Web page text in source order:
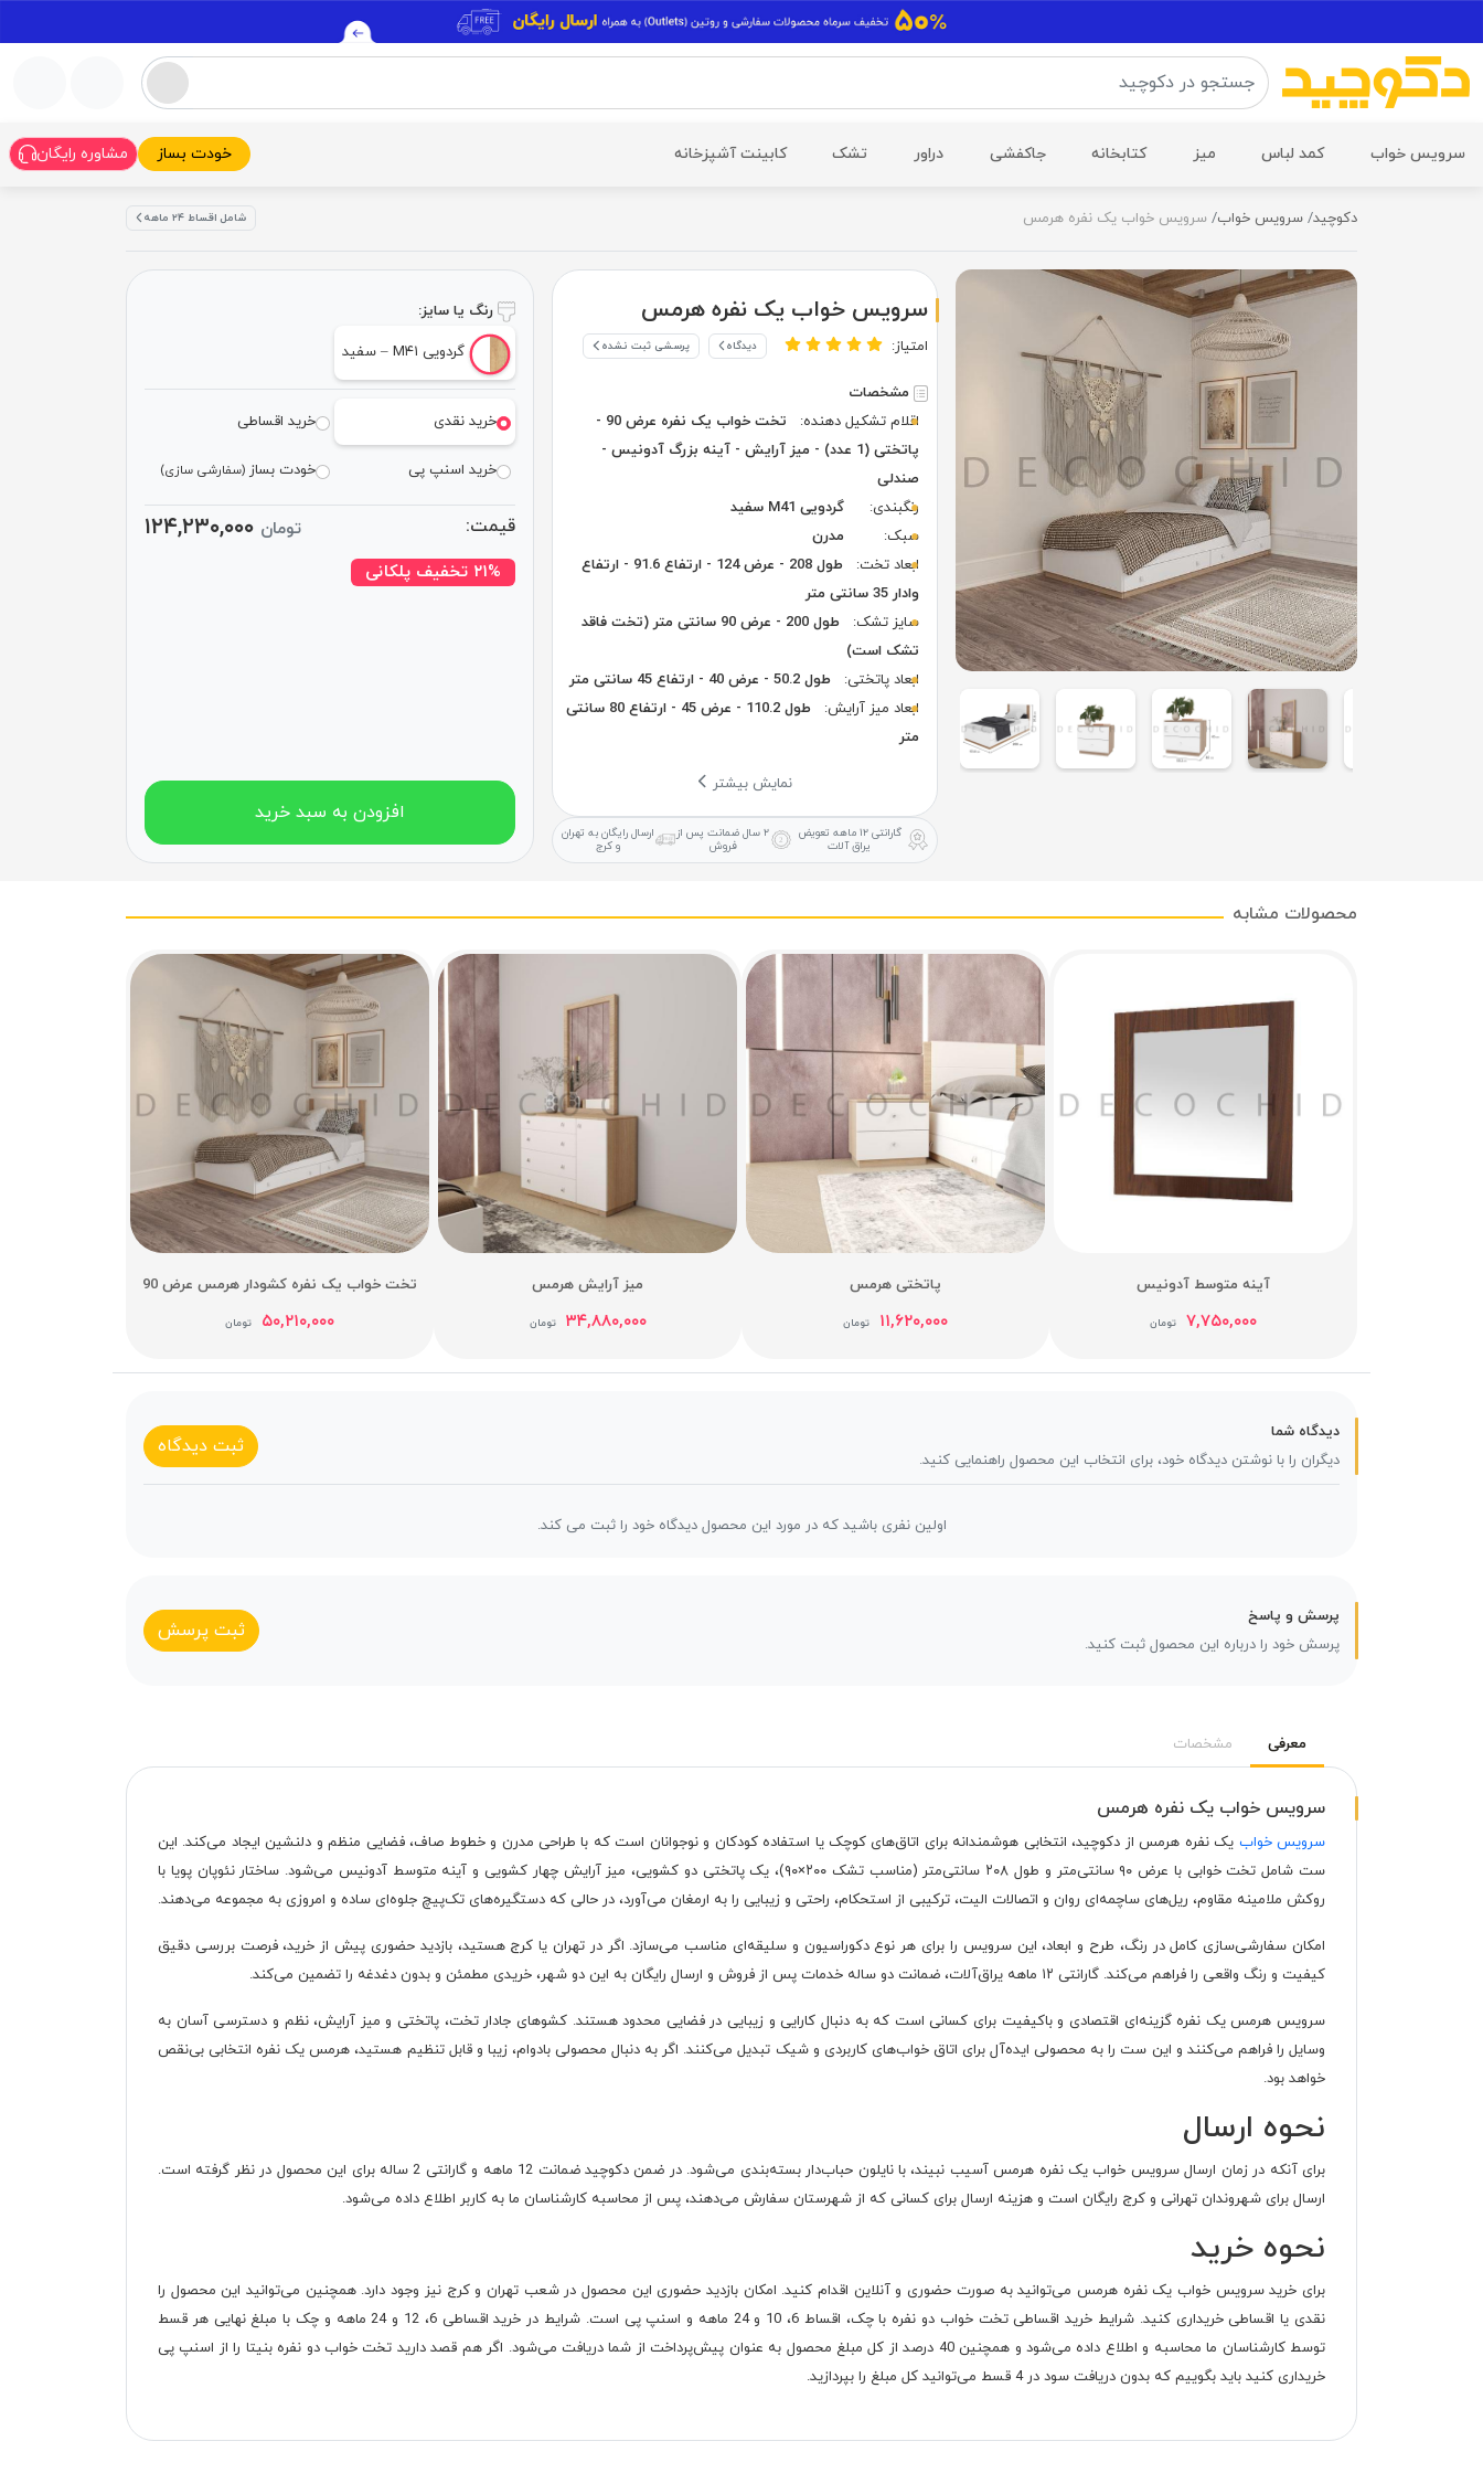
سرویس خواب کمد لباس میز کتابخانه جاکفشی دراور تشک کابینت آشپزخانه خودت بساز مشاوره رایگان
دکوچید سرویس خواب سرویس خواب یک نفره هرمس شامل اقساط ۲۴ ماهه
سرویس خواب یک نفره هرمس
امتیاز: دیدگاه پرسشی ثبت نشده
مشخصات
اقلام تشکیل دهنده:
تخت خواب یک نفره عرض 90 -
پاتختی (1 عدد) - میز آرایش - آینه بزرگ آدونیس -
صندلی
رنگبندی:
گردویی M41 سفید
سبک:
مدرن
ابعاد تخت:
طول 208 - عرض 124 - ارتفاع 91.6 - ارتفاع
وادار 35 سانتی متر
سایز تشک:
طول 200 - عرض 90 سانتی متر (تخت فاقد
تشک است)
ابعاد پاتختی:
طول 50.2 - عرض 40 - ارتفاع 45 سانتی متر
ابعاد میز آرایش:
طول 110.2 - عرض 45 - ارتفاع 80 سانتی
متر
نمایش بیشتر
گارانتی ۱۲ ماهه
تعویض
یراق آلات
۲ سال ضمانت
پس از
فروش
ارسال رایگان به تهران
و کرج
رنگ یا سایز:
گردویی M۴۱ – سفید
خرید نقدی خرید اقساطی
خرید اسنپ پی خودت بساز(سفارشی سازی)
قیمت: تومان ۱۲۴,۲۳۰,۰۰۰
۲۱% تخفیف پلکانی
افزودن به سبد خرید
محصولات مشابه
آینه متوسط آدونیس
۷,۷۵۰,۰۰۰ تومان
پاتختی هرمس
۱۱,۶۲۰,۰۰۰ تومان
میز آرایش هرمس
۳۴,۸۸۰,۰۰۰ تومان
تخت خواب یک نفره کشودار هرمس عرض 90
۵۰,۲۱۰,۰۰۰ تومان
دیدگاه شما
دیگران را با نوشتن دیدگاه خود، برای انتخاب این محصول راهنمایی کنید.
ثبت دیدگاه
اولین نفری باشید که در مورد این محصول دیدگاه خود را ثبت می کند.
پرسش و پاسخ
پرسش خود را درباره این محصول ثبت کنید.
ثبت پرسش
معرفی مشخصات
سرویس خواب یک نفره هرمس
سرویس خواب یک نفره هرمس از دکوچید، انتخابی هوشمندانه برای اتاق‌های کوچک یا استفاده کودکان و نوجوانان است که با طراحی مدرن و خطوط صاف، فضایی منظم و دلنشین ایجاد می‌کند. این
ست شامل تخت خوابی با عرض ۹۰ سانتی‌متر و طول ۲۰۸ سانتی‌متر (مناسب تشک ۲۰۰×۹۰)، یک پاتختی دو کشویی، میز آرایش چهار کشویی و آینه متوسط آدونیس می‌شود. ساختار نئوپان پویا با
روکش ملامینه مقاوم، ریل‌های ساچمه‌ای روان و اتصالات الیت، ترکیبی از استحکام، راحتی و زیبایی را به ارمغان می‌آورد، در حالی که دستگیره‌های تک‌پیچ جلوه‌ای ساده و امروزی به مجموعه می‌دهند.
امکان سفارشی‌سازی کامل در رنگ، طرح و ابعاد، این سرویس را برای هر نوع دکوراسیون و سلیقه‌ای مناسب می‌سازد. اگر در تهران یا کرج هستید، بازدید حضوری پیش از خرید، فرصت بررسی دقیق
کیفیت و رنگ واقعی را فراهم می‌کند. گارانتی ۱۲ ماهه یراق‌آلات، ضمانت دو ساله خدمات پس از فروش و ارسال رایگان به این دو شهر، خریدی مطمئن و بدون دغدغه را تضمین می‌کند.
سرویس هرمس یک نفره گزینه‌ای اقتصادی و باکیفیت برای کسانی است که به دنبال کارایی و زیبایی در فضایی محدود هستند. کشوهای جادار تخت، پاتختی و میز آرایش، نظم و دسترسی آسان به
وسایل را فراهم می‌کنند و این ست را به محصولی ایده‌آل برای اتاق خواب‌های کاربردی و شیک تبدیل می‌کنند. اگر به دنبال محصولی بادوام، زیبا و قابل تنظیم هستید، هرمس یک نفره انتخابی بی‌نقص
خواهد بود.
نحوه ارسال
برای آنکه در زمان ارسال سرویس خواب یک نفره هرمس آسیب نبیند، با نایلون حباب‌دار بسته‌بندی می‌شود. در ضمن دکوچید ضمانت 12 ماهه و گارانتی 2 ساله برای این محصول در نظر گرفته است.
ارسال برای شهروندان تهرانی و کرج رایگان است و هزینه ارسال برای کسانی که از شهرستان سفارش می‌دهند، پس از محاسبه کارشناسان ما به کاربر اطلاع داده می‌شود.
نحوه خرید
برای خرید سرویس خواب یک نفره هرمس می‌توانید به صورت حضوری و آنلاین اقدام کنید. امکان بازدید حضوری این محصول در شعب تهران و کرج نیز وجود دارد. همچنین می‌توانید این محصول را
نقدی یا اقساطی خریداری کنید. شرایط خرید اقساطی تخت خواب دو نفره با چک، اقساط 6، 10 و 24 ماهه و اسنپ پی است. شرایط در خرید اقساطی 6، 12 و 24 ماهه و چک با مبلغ نهایی هر قسط
توسط کارشناسان ما محاسبه و اطلاع داده می‌شود و همچنین 40 درصد از کل مبلغ محصول به عنوان پیش‌پرداخت از شما دریافت می‌شود. اگر هم قصد دارید تخت خواب دو نفره بنیتا را از اسنپ پی
خریداری کنید باید بگوییم که بدون دریافت سود در 4 قسط می‌توانید کل مبلغ را بپردازید.